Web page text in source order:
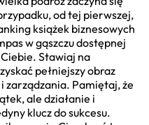
od tej pierwszej,
książek biznesowych
w gąszczu dostępnej
Stawiaj na
pełniejszy obraz
zarządzania. Pamiętaj, że
ale działanie i
klucz do sukcesu.